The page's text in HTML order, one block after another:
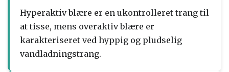
Hyperaktiv blære er en ukontrolleret trang til
at tisse, mens overaktiv blære er
karakteriseret ved hyppig og pludselig
vandladningstrang.